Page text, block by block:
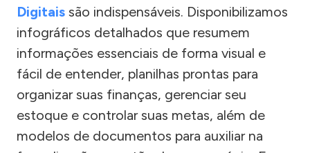
Digitais são indispensáveis. Disponibilizamos
infográficos detalhados que resumem
informações essenciais de forma visual e
fácil de entender, planilhas prontas para
organizar suas finanças, gerenciar seu
estoque e controlar suas metas, além de
modelos de documentos para auxiliar na